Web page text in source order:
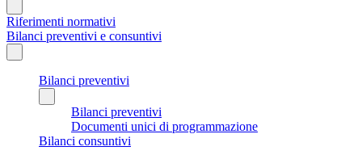
Riferimenti normativi
Bilanci preventivi e consuntivi
Bilanci preventivi
Bilanci preventivi
Documenti unici di programmazione
Bilanci consuntivi